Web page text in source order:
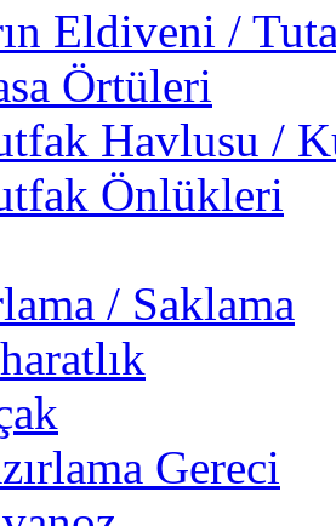
Eldiveni /
Örtüleri
Havlusu /
Önlükleri
/ Saklama
Gereci